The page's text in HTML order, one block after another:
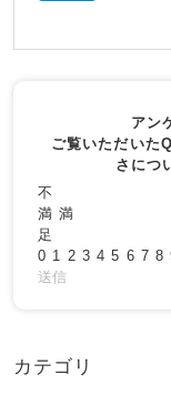
アン
ご覧いただいた
さにつ
不
満 満
足
0 1 2 3 4 5 6 7 8
送信
カテゴリ